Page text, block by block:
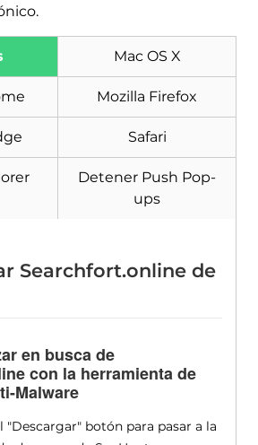
Mac OS X
Mozilla Firefox
Safari
Detener Push Pop-
ups
Searchfort.online de
en busca de
con la herramienta de
Malware
"Descargar" botón para pasar a la